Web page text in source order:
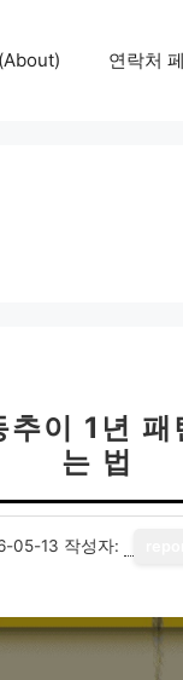
연락처
이 1년
는 법
05-13 작성자: